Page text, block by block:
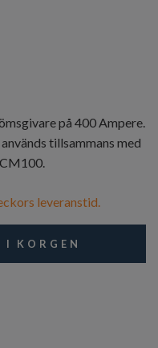
på 400 Ampere.
tillsammans med
leveranstid.
I KORGEN